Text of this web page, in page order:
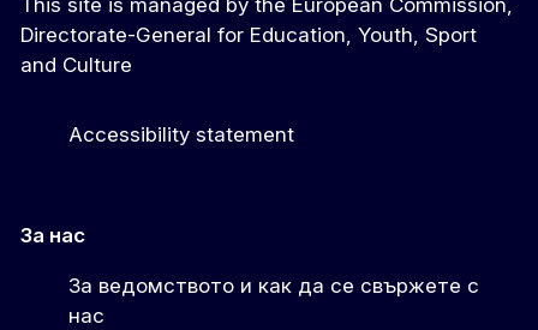
Directorate-General for Education, Youth, Sport
and Culture
Accessibility statement
За нас
За ведомството и как да се свържете с
нас